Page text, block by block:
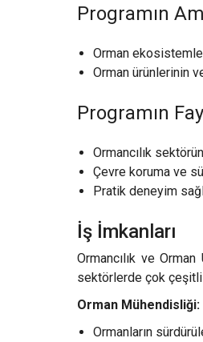
Programın
Orman
Orman ürünlerinin
Programın
Ormancılık
Çevre koruma ve
Pratik deneyim
İş İmkanları
Ormancılık ve
sektörlerde çok çeşitli
Orman Mühendisliği:
Ormanların